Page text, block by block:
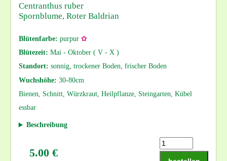
Centranthus ruber
Spornblume, Roter Baldrian
Blütenfarbe: purpur ✿
Blütezeit: Mai - Oktober ( V - X )
Standort: sonnig, trockener Boden, frischer Boden
Wuchshöhe: 30-80cm
Bienen, Schnitt, Würzkraut, Heilpflanze, Steingarten, Kübel
essbar
Beschreibung
5.00 €